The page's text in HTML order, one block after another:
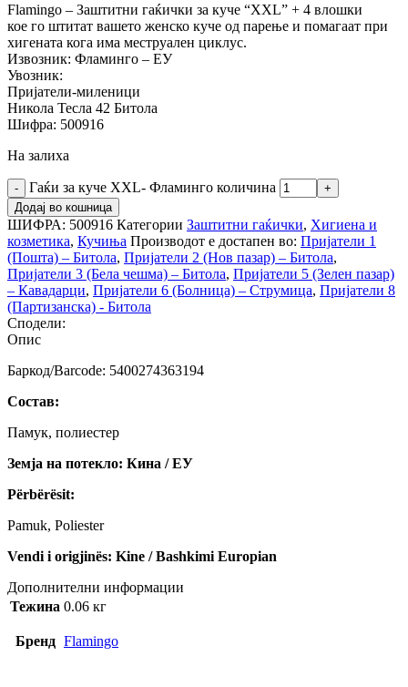
Flamingo – Заштитни гаќички за куче “XXL” + 4 влошки
кое го штитат вашето женско куче од парење и помагаат при
хигената кога има меструален циклус.
Извозник: Фламинго – ЕУ
Увозник:
Пријатели-миленици
Никола Тесла 42 Битола
Шифра: 500916
На залиха
Гаќи за куче XXL- Фламинго количина
Додај во кошница
ШИФРА: 500916 Категории Заштитни гаќички, Хигиена и
козметика, Кучиња Производот е достапен во: Пријатели 1
(Пошта) – Битола, Пријатели 2 (Нов пазар) – Битола,
Пријатели 3 (Бела чешма) – Битола, Пријатели 5 (Зелен пазар)
– Кавадарци, Пријатели 6 (Болница) – Струмица, Пријатели 8
(Партизанска) - Битола
Сподели:
Опис
Баркод/Barcode: 5400274363194
Состав:
Памук, полиестер
Земја на потекло: Кина / ЕУ
Përbërësit:
Pamuk, Poliester
Vendi i origjinës: Kine / Bashkimi Europian
Дополнителни информации
Тежина 0.06 кг
Бренд Flamingo